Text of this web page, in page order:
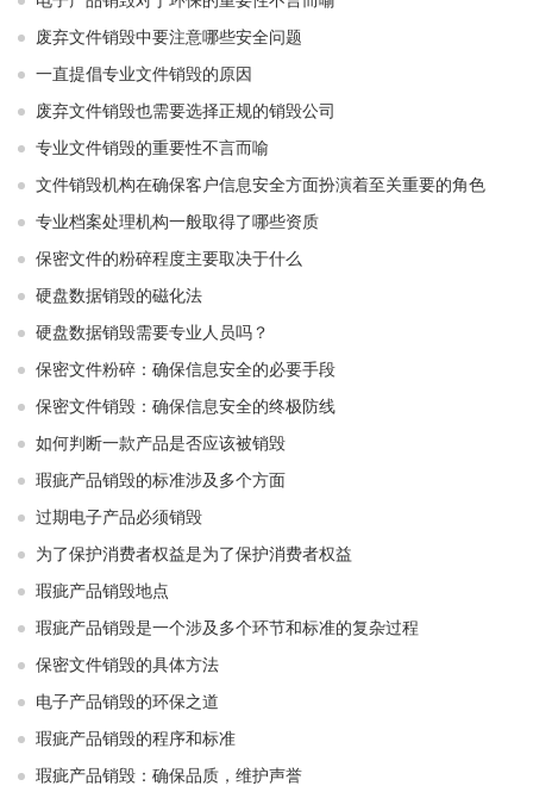
废弃文件销毁中要注意哪些安全问题
一直提倡专业文件销毁的原因
废弃文件销毁也需要选择正规的销毁公司
专业文件销毁的重要性不言而喻
文件销毁机构在确保客户信息安全方面扮演着至关重要的角色
专业档案处理机构一般取得了哪些资质
保密文件的粉碎程度主要取决于什么
硬盘数据销毁的磁化法
硬盘数据销毁需要专业人员吗？
保密文件粉碎：确保信息安全的必要手段
保密文件销毁：确保信息安全的终极防线
如何判断一款产品是否应该被销毁
瑕疵产品销毁的标准涉及多个方面
过期电子产品必须销毁
为了保护消费者权益是为了保护消费者权益
瑕疵产品销毁地点
瑕疵产品销毁是一个涉及多个环节和标准的复杂过程
保密文件销毁的具体方法
电子产品销毁的环保之道
瑕疵产品销毁的程序和标准
瑕疵产品销毁：确保品质，维护声誉